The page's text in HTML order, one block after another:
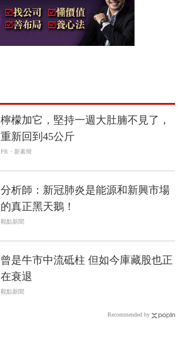
檸檬加它，堅持一週大肚腩不見了，
重新回到45公斤
PR・新素簡
分析師：新冠肺炎是能源和新興市場
的真正黑天鵝！
觀點新聞
曾是牛市中流砥柱 但如今庫藏股也正
在衰退
觀點新聞
Recommended by